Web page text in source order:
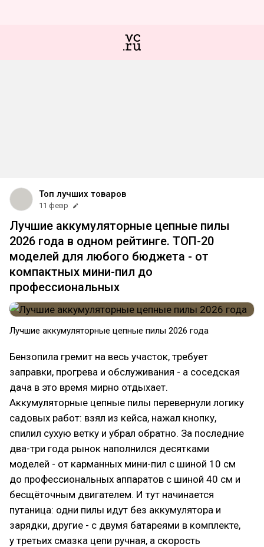
Топ лучших товаров
11 февр
Лучшие аккумуляторные цепные пилы
2026 года в одном рейтинге. ТОП-20
моделей для любого бюджета - от
компактных мини-пил до
профессиональных
Лучшие аккумуляторные цепные пилы 2026 года
Бензопила гремит на весь участок, требует
заправки, прогрева и обслуживания - а соседская
дача в это время мирно отдыхает.
Аккумуляторные цепные пилы перевернули логику
садовых работ: взял из кейса, нажал кнопку,
спилил сухую ветку и убрал обратно. За последние
два-три года рынок наполнился десятками
моделей - от карманных мини-пил с шиной 10 см
до профессиональных аппаратов с шиной 40 см и
бесщёточным двигателем. И тут начинается
путаница: одни пилы идут без аккумулятора и
зарядки, другие - с двумя батареями в комплекте,
у третьих смазка цепи ручная, а скорость